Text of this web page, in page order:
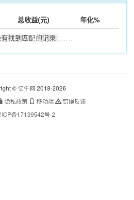
数据中，请稍候……
总收益(元)
年化%
找到匹配的记录
©亿牛网 2018-2026
隐私政策 移动端
错误反馈
ICP备17139542号-2